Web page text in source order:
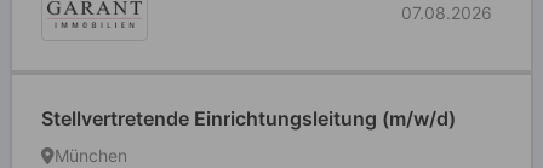
07.08.2026
Stellvertretende Einrichtungsleitung (m/w/d)
München